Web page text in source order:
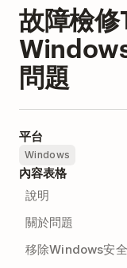
故障檢
問題
平台
Windows
內容表格
說明
關於問題
移除Windows安